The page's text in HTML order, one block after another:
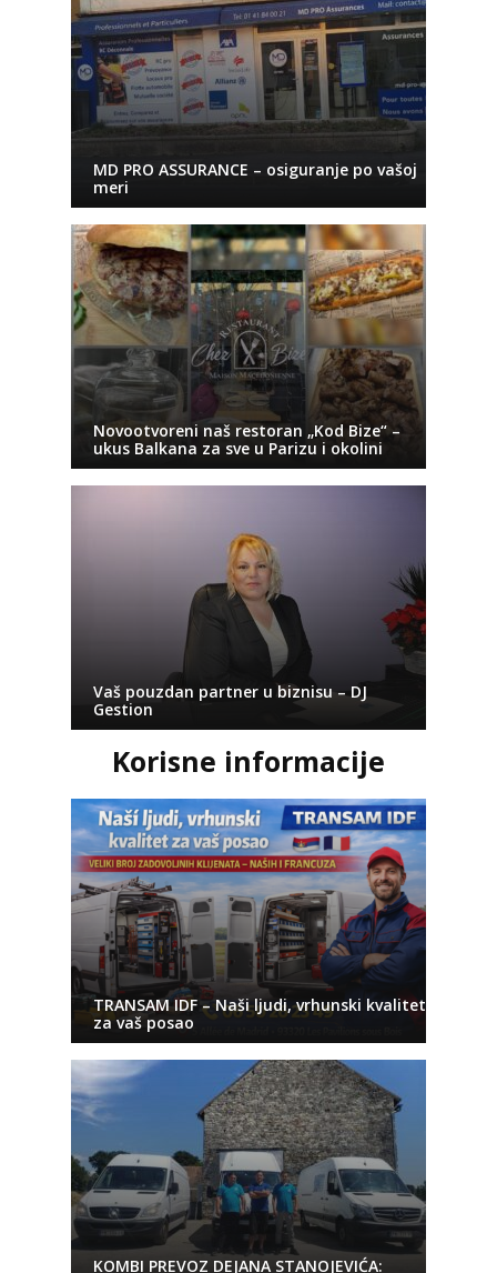
MD PRO ASSURANCE – osiguranje po vašoj
meri
Novootvoreni naš restoran „Kod Bize“ –
ukus Balkana za sve u Parizu i okolini
Vaš pouzdan partner u biznisu – DJ
Gestion
Korisne informacije
TRANSAM IDF – Naši ljudi, vrhunski kvalitet
za vaš posao
KOMBI PREVOZ DEJANA STANOJEVIĆA: